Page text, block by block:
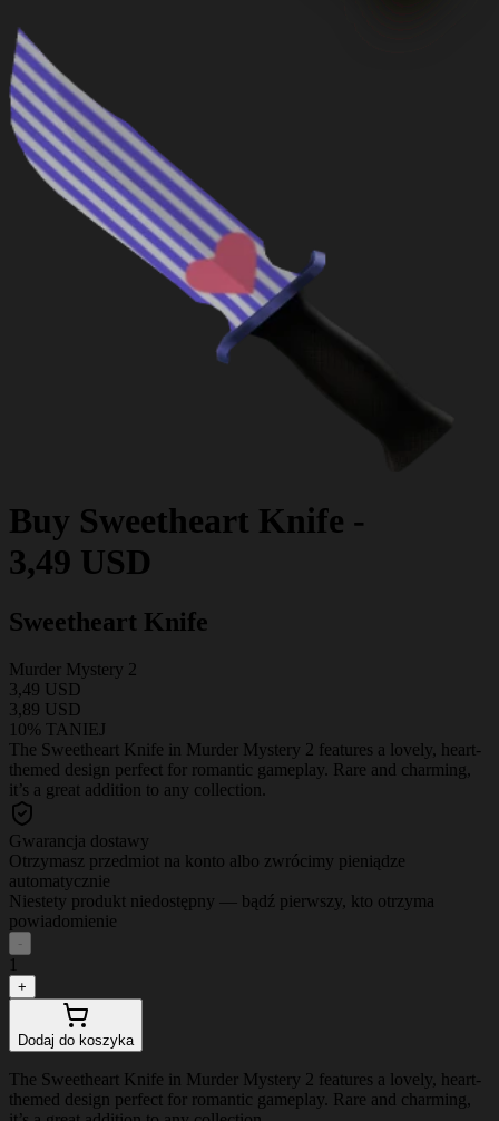
Buy Sweetheart Knife -
3,49 USD
Sweetheart Knife
Murder Mystery 2
3,49 USD
3,89 USD
10% TANIEJ
The Sweetheart Knife in Murder Mystery 2 features a lovely, heart-
themed design perfect for romantic gameplay. Rare and charming,
it’s a great addition to any collection.
Gwarancja dostawy
Otrzymasz przedmiot na konto albo zwrócimy pieniądze
automatycznie
Niestety produkt niedostępny — bądź pierwszy, kto otrzyma
powiadomienie
-
1
+
Dodaj do koszyka
The Sweetheart Knife in Murder Mystery 2 features a lovely, heart-
themed design perfect for romantic gameplay. Rare and charming,